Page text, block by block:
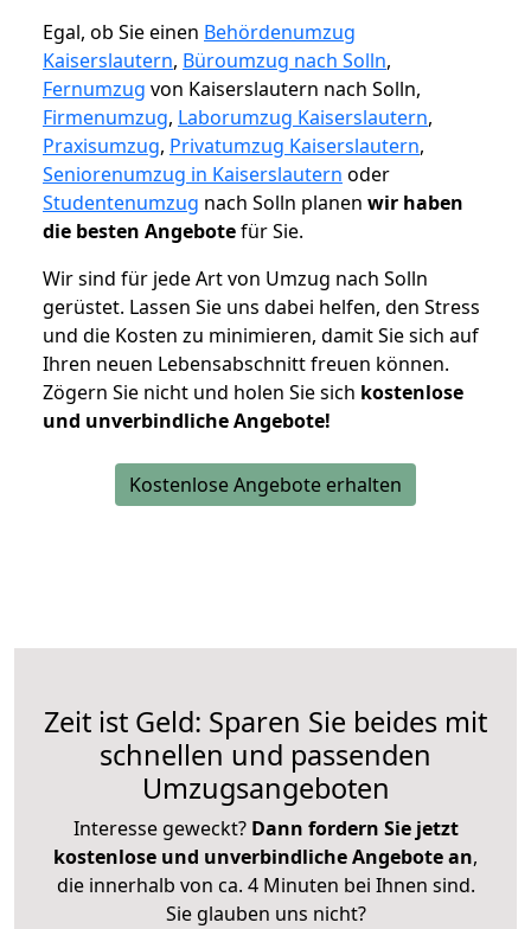
Egal, ob Sie einen Behördenumzug
Kaiserslautern, Büroumzug nach Solln,
Fernumzug von Kaiserslautern nach Solln,
Firmenumzug, Laborumzug Kaiserslautern,
Praxisumzug, Privatumzug Kaiserslautern,
Seniorenumzug in Kaiserslautern oder
Studentenumzug nach Solln planen wir haben
die besten Angebotefür Sie.
Wir sind für jede Art von Umzug nach Solln
gerüstet. Lassen Sie uns dabei helfen, den Stress
und die Kosten zu minimieren, damit Sie sich auf
Ihren neuen Lebensabschnitt freuen können.
Zögern Sie nicht und holen Sie sich kostenlose
und unverbindliche Angebote!
Kostenlose Angebote erhalten
Zeit ist Geld: Sparen Sie beides mit
schnellen und passenden
Umzugsangeboten
Interesse geweckt? Dann fordern Sie jetzt
kostenlose und unverbindliche Angebote an,
die innerhalb von ca. 4 Minuten bei Ihnen sind.
Sie glauben uns nicht?